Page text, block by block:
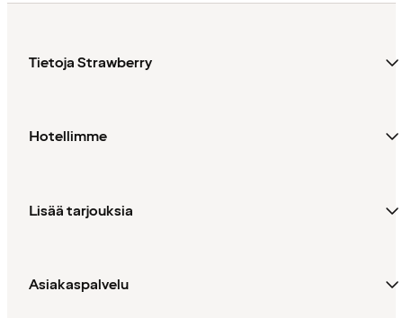
Tietoja Strawberry
Hotellimme
Lisää tarjouksia
Asiakaspalvelu